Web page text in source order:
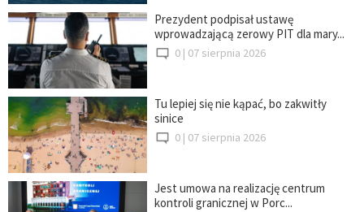
Prezydent podpisał ustawę
wprowadzającą zerowy PIT dla mary...
0 | 07 sierpnia 2026
Tu lepiej się nie kąpać, bo zakwitły
sinice
0 | 07 sierpnia 2026
Jest umowa na realizację centrum
kontroli granicznej w Porc...